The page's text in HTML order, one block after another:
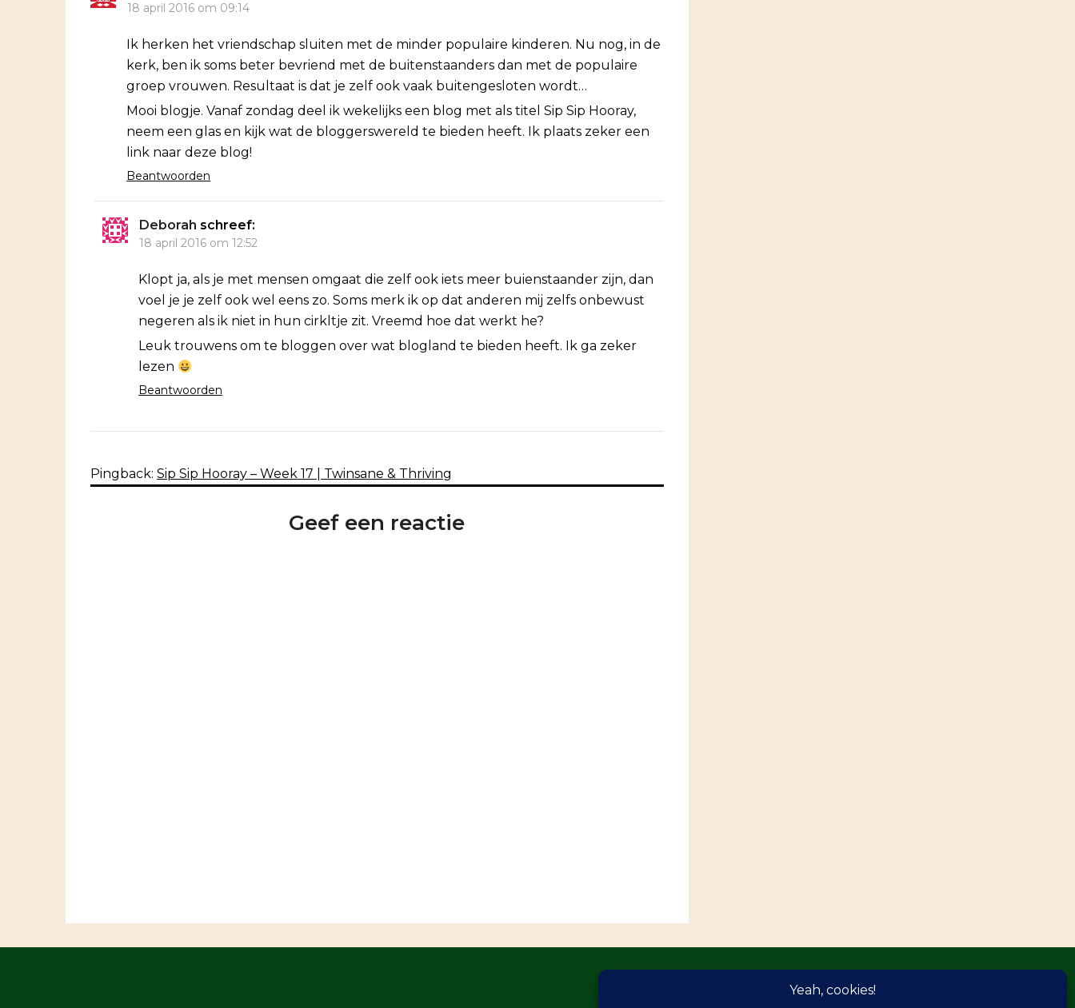
18 april 2016 om 09:14
Ik herken het vriendschap sluiten met de minder populaire kinderen. Nu nog, in de
kerk, ben ik soms beter bevriend met de buitenstaanders dan met de populaire
groep vrouwen. Resultaat is dat je zelf ook vaak buitengesloten wordt…
Mooi blogje. Vanaf zondag deel ik wekelijks een blog met als titel Sip Sip Hooray,
neem een glas en kijk wat de bloggerswereld te bieden heeft. Ik plaats zeker een
link naar deze blog!
Beantwoorden
Deborah schreef:
18 april 2016 om 12:52
Klopt ja, als je met mensen omgaat die zelf ook iets meer buienstaander zijn, dan
voel je je zelf ook wel eens zo. Soms merk ik op dat anderen mij zelfs onbewust
negeren als ik niet in hun cirkltje zit. Vreemd hoe dat werkt he?
Leuk trouwens om te bloggen over wat blogland te bieden heeft. Ik ga zeker
lezen
Beantwoorden
Pingback:Sip Sip Hooray – Week 17 | Twinsane & Thriving
Geef een reactie